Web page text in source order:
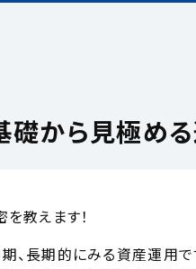
礎から見極め
を教えます！
、長期的にみる資産運用で